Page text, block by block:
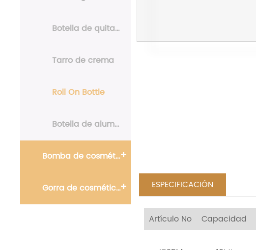
Botella de quitaesmalte de uñas
Tarro de crema
Roll On Bottle
Botella de aluminio
Bomba de cosméticos
Gorra de cosméticos ESPECIFICACIÓN
Artículo No Capacidad